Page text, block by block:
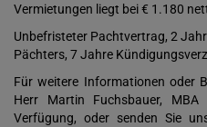
Vermietungen liegt bei € 1.180
Unbefristeter Pachtvertrag, 2
Pächters, 7 Jahre
Für weitere Informationen oder
Herr Martin Fuchsbauer,
Verfügung, oder senden Sie